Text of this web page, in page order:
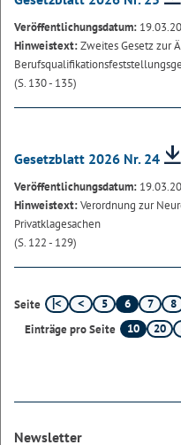
Veröffentlichungsdatum:
Hinweistext:Zweites Gesetz zur
(S. 130 - 135)
Gesetzblatt 2026 Nr. 24
Veröffentlichungsdatum:
Hinweistext:Verordnung zur
Privatklagesachen
(S. 122 - 129)
Seite 5 6 7 8
Einträge pro Seite
10 20
Newsletter